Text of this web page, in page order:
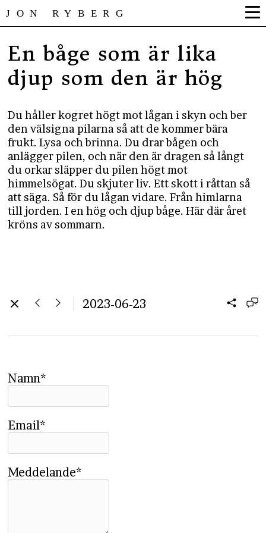
JON RYBERG
En båge som är lika
djup som den är hög
Du håller kogret högt mot lågan i skyn och ber
den välsigna pilarna så att de kommer bära
frukt. Lysa och brinna. Du drar bågen och
anlägger pilen, och när den är dragen så långt
du orkar släpper du pilen högt mot
himmelsögat. Du skjuter liv. Ett skott i råttan så
att säga. Så för du lågan vidare. Från himlarna
till jorden. I en hög och djup båge. Här där året
kröns av sommarn.
2023-06-23
Namn*
Email*
Meddelande*